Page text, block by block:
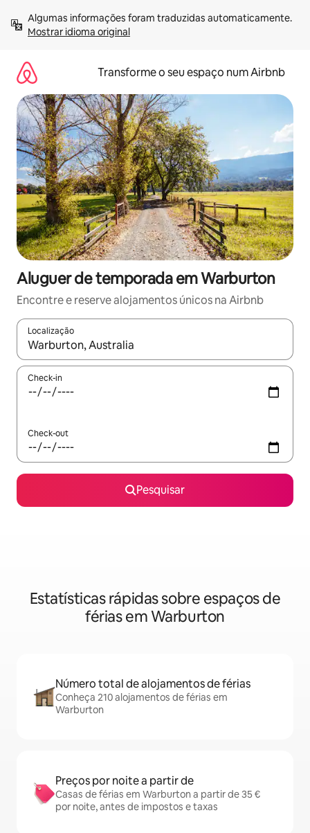
para
Mostrar idioma original
Transforme o seu espaço num Airbnb
Aluguer de temporada em Warburton
Encontre e reserve alojamentos únicos na Airbnb
Localização
Quando os resultados estiverem disponíveis, navegue com
Check-in
Check-out
Pesquisar
Estatísticas rápidas sobre espaços de
férias em Warburton
Número total de alojamentos de férias
Conheça 210 alojamentos de férias em
Warburton
Preços por noite a partir de
Casas de férias em Warburton a partir de 35 €
por noite, antes de impostos e taxas